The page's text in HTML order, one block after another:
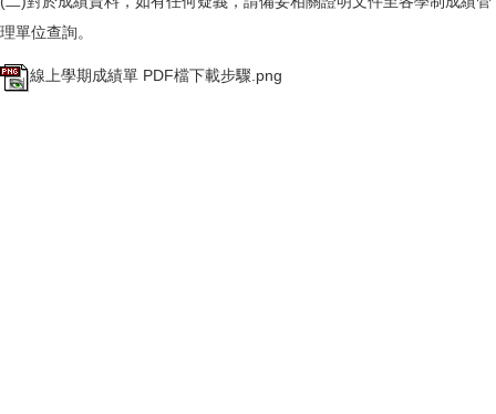
理單位查詢。
線上學期成績單 PDF檔下載步驟.png